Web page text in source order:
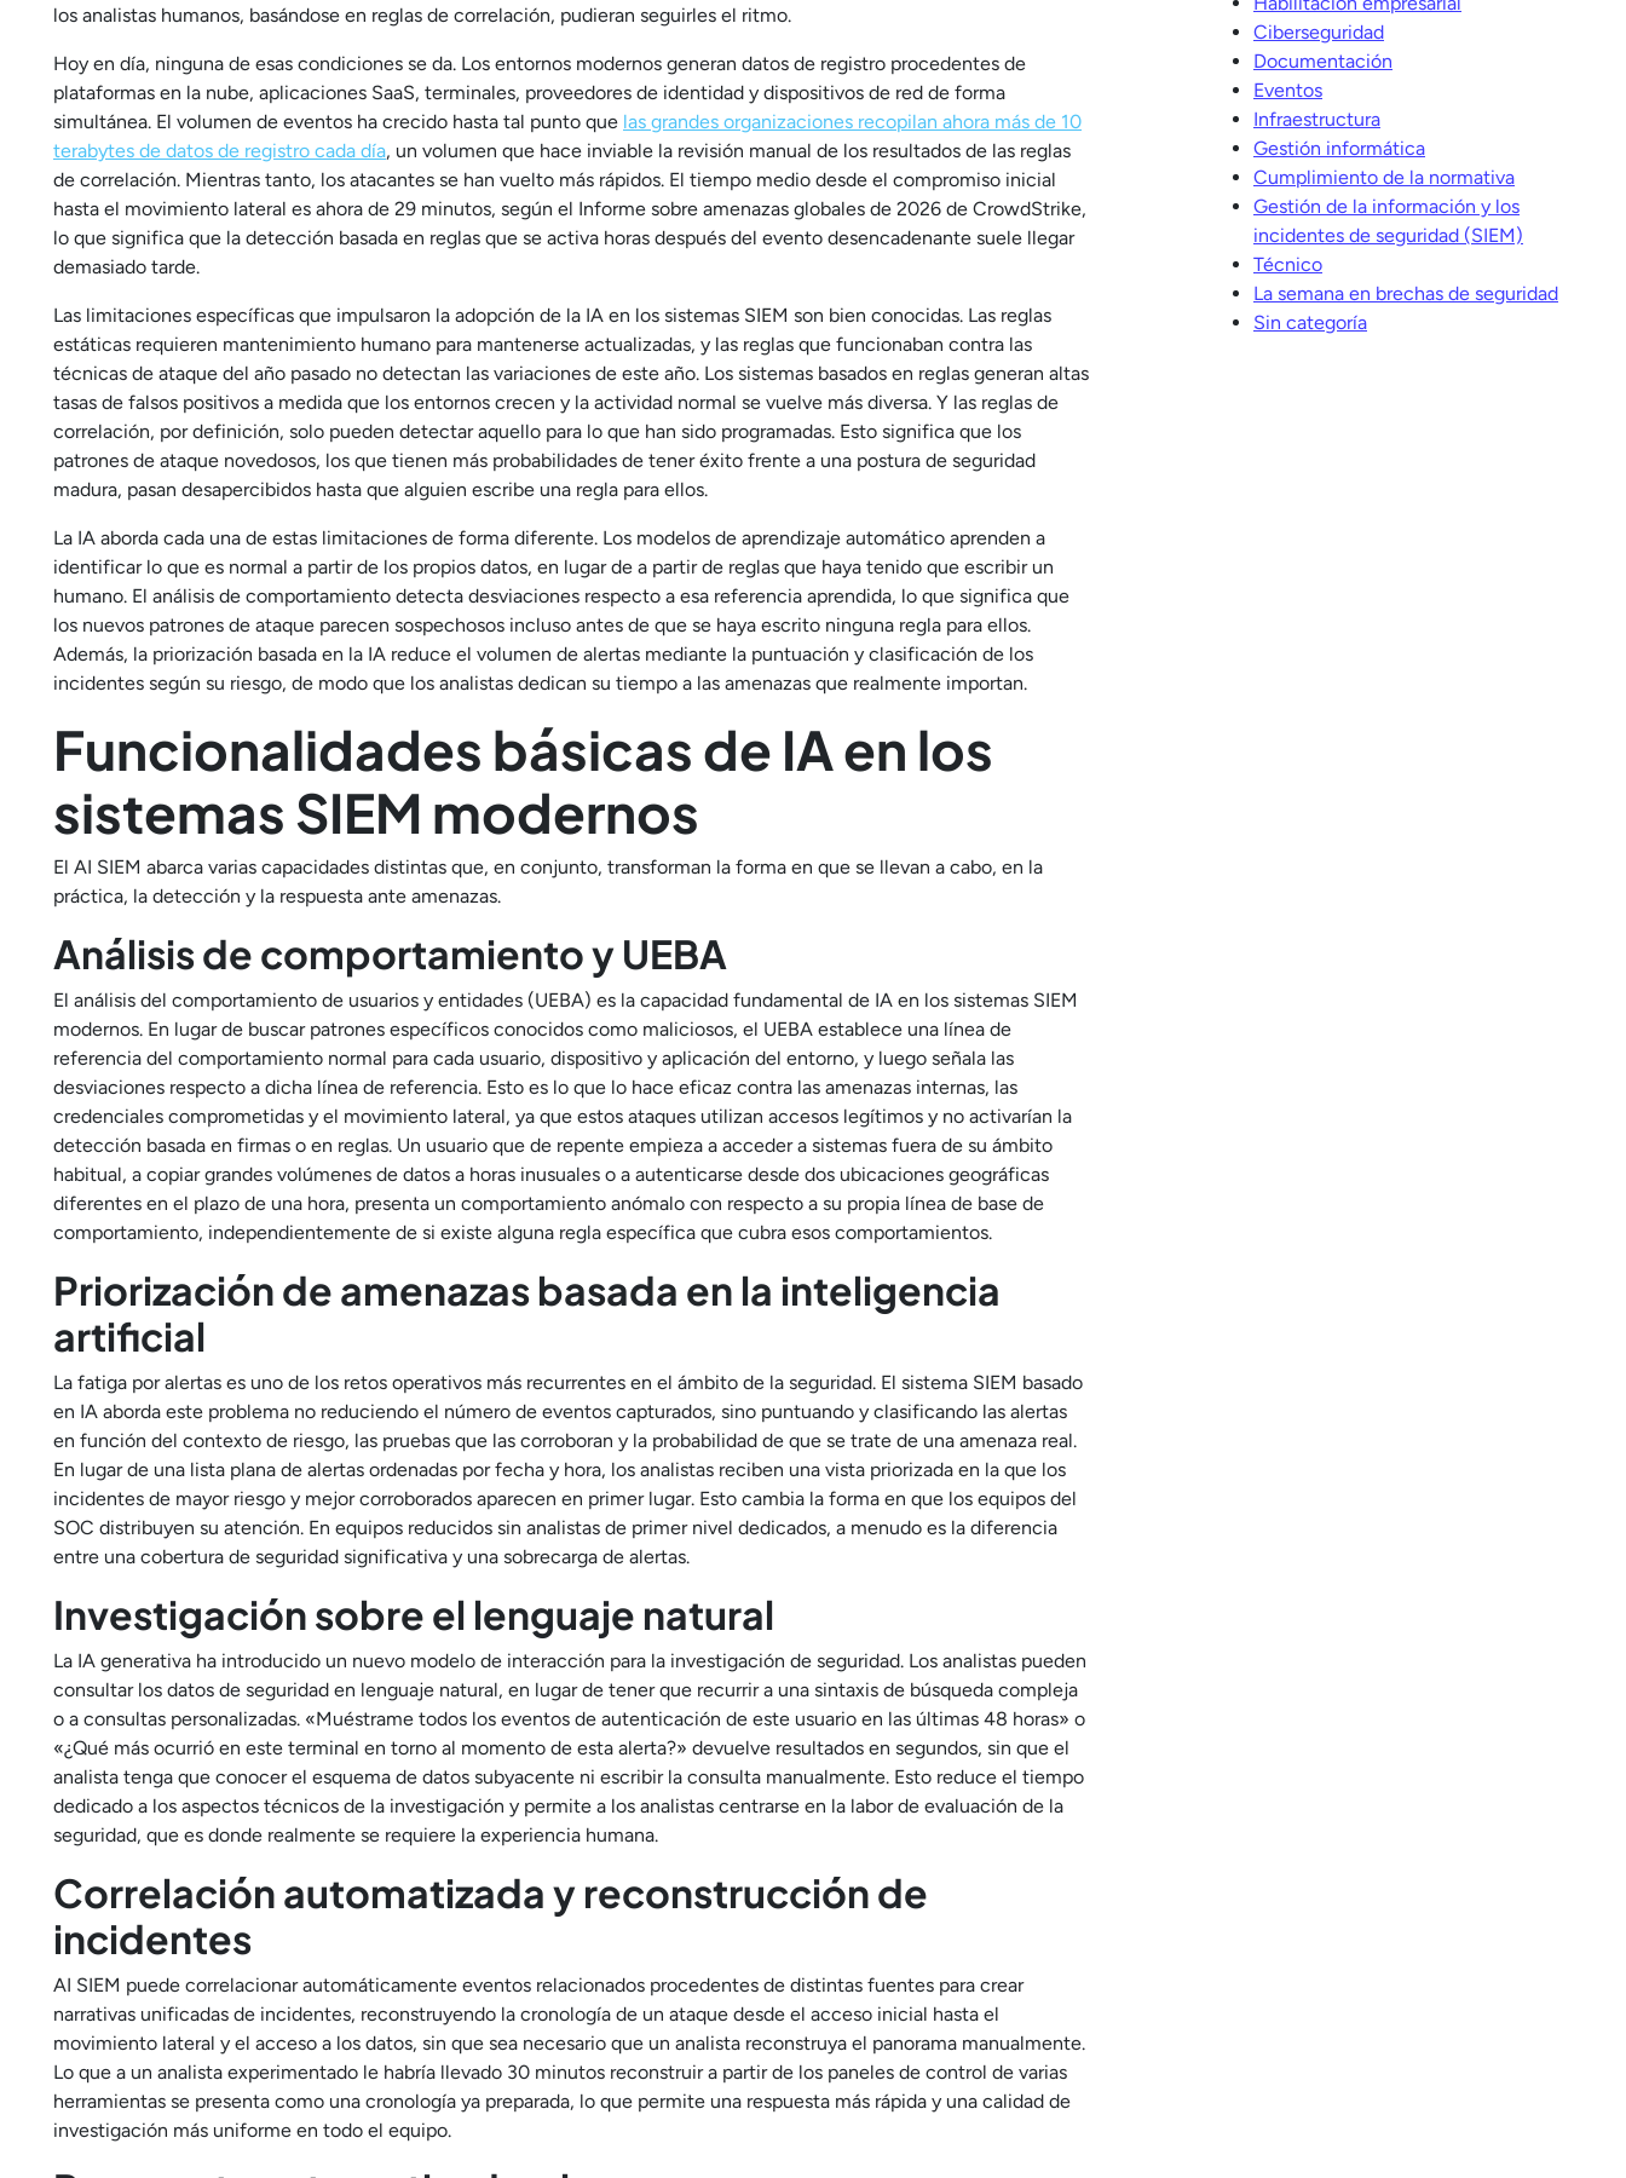
los analistas humanos, basándose en reglas de correlación, pudieran seguirles el ritmo.
Hoy en día, ninguna de esas condiciones se da. Los entornos modernos generan datos de registro procedentes de
plataformas en la nube, aplicaciones SaaS, terminales, proveedores de identidad y dispositivos de red de forma
simultánea. El volumen de eventos ha crecido hasta tal punto que las grandes organizaciones recopilan ahora más de 10
terabytes de datos de registro cada día, un volumen que hace inviable la revisión manual de los resultados de las reglas
de correlación. Mientras tanto, los atacantes se han vuelto más rápidos. El tiempo medio desde el compromiso inicial
hasta el movimiento lateral es ahora de 29 minutos, según el Informe sobre amenazas globales de 2026 de CrowdStrike,
lo que significa que la detección basada en reglas que se activa horas después del evento desencadenante suele llegar
demasiado tarde.
Las limitaciones específicas que impulsaron la adopción de la IA en los sistemas SIEM son bien conocidas. Las reglas
estáticas requieren mantenimiento humano para mantenerse actualizadas, y las reglas que funcionaban contra las
técnicas de ataque del año pasado no detectan las variaciones de este año. Los sistemas basados en reglas generan altas
tasas de falsos positivos a medida que los entornos crecen y la actividad normal se vuelve más diversa. Y las reglas de
correlación, por definición, solo pueden detectar aquello para lo que han sido programadas. Esto significa que los
patrones de ataque novedosos, los que tienen más probabilidades de tener éxito frente a una postura de seguridad
madura, pasan desapercibidos hasta que alguien escribe una regla para ellos.
La IA aborda cada una de estas limitaciones de forma diferente. Los modelos de aprendizaje automático aprenden a
identificar lo que es normal a partir de los propios datos, en lugar de a partir de reglas que haya tenido que escribir un
humano. El análisis de comportamiento detecta desviaciones respecto a esa referencia aprendida, lo que significa que
los nuevos patrones de ataque parecen sospechosos incluso antes de que se haya escrito ninguna regla para ellos.
Además, la priorización basada en la IA reduce el volumen de alertas mediante la puntuación y clasificación de los
incidentes según su riesgo, de modo que los analistas dedican su tiempo a las amenazas que realmente importan.
Funcionalidades básicas de IA en los
sistemas SIEM modernos
El AI SIEM abarca varias capacidades distintas que, en conjunto, transforman la forma en que se llevan a cabo, en la
práctica, la detección y la respuesta ante amenazas.
Análisis de comportamiento y UEBA
El análisis del comportamiento de usuarios y entidades (UEBA) es la capacidad fundamental de IA en los sistemas SIEM
modernos. En lugar de buscar patrones específicos conocidos como maliciosos, el UEBA establece una línea de
referencia del comportamiento normal para cada usuario, dispositivo y aplicación del entorno, y luego señala las
desviaciones respecto a dicha línea de referencia. Esto es lo que lo hace eficaz contra las amenazas internas, las
credenciales comprometidas y el movimiento lateral, ya que estos ataques utilizan accesos legítimos y no activarían la
detección basada en firmas o en reglas. Un usuario que de repente empieza a acceder a sistemas fuera de su ámbito
habitual, a copiar grandes volúmenes de datos a horas inusuales o a autenticarse desde dos ubicaciones geográficas
diferentes en el plazo de una hora, presenta un comportamiento anómalo con respecto a su propia línea de base de
comportamiento, independientemente de si existe alguna regla específica que cubra esos comportamientos.
Priorización de amenazas basada en la inteligencia
artificial
La fatiga por alertas es uno de los retos operativos más recurrentes en el ámbito de la seguridad. El sistema SIEM basado
en IA aborda este problema no reduciendo el número de eventos capturados, sino puntuando y clasificando las alertas
en función del contexto de riesgo, las pruebas que las corroboran y la probabilidad de que se trate de una amenaza real.
En lugar de una lista plana de alertas ordenadas por fecha y hora, los analistas reciben una vista priorizada en la que los
incidentes de mayor riesgo y mejor corroborados aparecen en primer lugar. Esto cambia la forma en que los equipos del
SOC distribuyen su atención. En equipos reducidos sin analistas de primer nivel dedicados, a menudo es la diferencia
entre una cobertura de seguridad significativa y una sobrecarga de alertas.
Investigación sobre el lenguaje natural
La IA generativa ha introducido un nuevo modelo de interacción para la investigación de seguridad. Los analistas pueden
consultar los datos de seguridad en lenguaje natural, en lugar de tener que recurrir a una sintaxis de búsqueda compleja
o a consultas personalizadas. «Muéstrame todos los eventos de autenticación de este usuario en las últimas 48 horas» o
«¿Qué más ocurrió en este terminal en torno al momento de esta alerta?» devuelve resultados en segundos, sin que el
analista tenga que conocer el esquema de datos subyacente ni escribir la consulta manualmente. Esto reduce el tiempo
dedicado a los aspectos técnicos de la investigación y permite a los analistas centrarse en la labor de evaluación de la
seguridad, que es donde realmente se requiere la experiencia humana.
Correlación automatizada y reconstrucción de
incidentes
AI SIEM puede correlacionar automáticamente eventos relacionados procedentes de distintas fuentes para crear
narrativas unificadas de incidentes, reconstruyendo la cronología de un ataque desde el acceso inicial hasta el
movimiento lateral y el acceso a los datos, sin que sea necesario que un analista reconstruya el panorama manualmente.
Lo que a un analista experimentado le habría llevado 30 minutos reconstruir a partir de los paneles de control de varias
herramientas se presenta como una cronología ya preparada, lo que permite una respuesta más rápida y una calidad de
investigación más uniforme en todo el equipo.
Ciberseguridad
Documentación
Eventos
Infraestructura
Gestión informática
Cumplimiento de la normativa
Gestión de la información y los
incidentes de seguridad (SIEM)
Técnico
La semana en brechas de seguridad
Sin categoría